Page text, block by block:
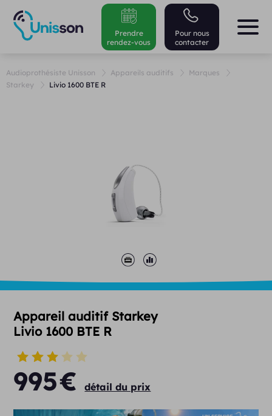
Pour nous
contacter
Prendre
rendez-vous
Audioprothésiste Unisson Appareils auditifs
Marques
Starkey
Livio 1600 BTE R
Appareil auditif Starkey
Livio 1600 BTE R
995€ détail du prix